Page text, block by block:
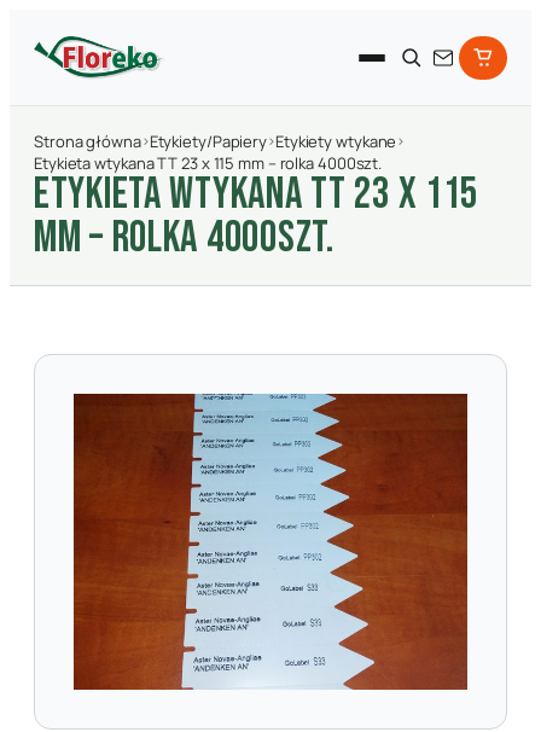
Strona główna›Etykiety/Papiery›Etykiety wtykane›
Etykieta wtykana TT 23 x 115 mm – rolka 4000szt.
ETYKIETA WTYKANA TT 23 X 115
MM – ROLKA 4000SZT.